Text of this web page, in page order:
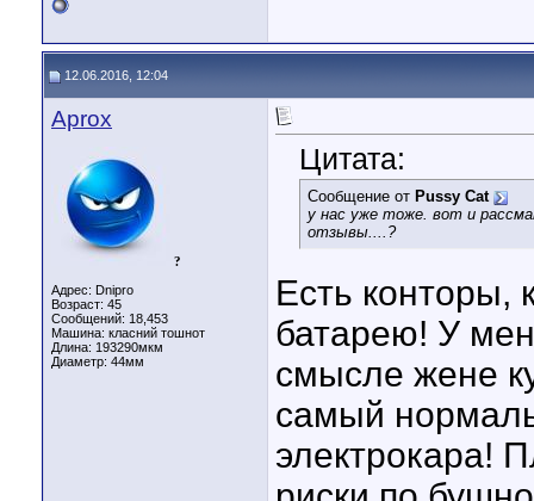
12.06.2016, 12:04
Aprox
?
Адрес: Dnipro
Возраст: 45
Сообщений: 18,453
Машина: класний тошнот
Длина: 193290мкм
Диаметр: 44мм
Цитата:
Сообщение от Pussy Cat
у нас уже тоже. вот и
отзывы....?
Есть конторы,
батарею! У
смысле жене
самый
электрокара!